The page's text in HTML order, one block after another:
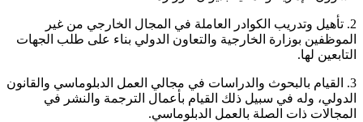
2. تأهيل وتدريب الكوادر العاملة في المجال الخارجي من غير
الموظفين بوزارة الخارجية والتعاون الدولي بناء على طلب الجهات
التابعين لها.
3. القيام بالبحوث والدراسات في مجالي العمل الدبلوماسي والقانون
الدولي، وله في سبيل ذلك القيام بأعمال الترجمة والنشر في
المجالات ذات الصلة بالعمل الدبلوماسي.